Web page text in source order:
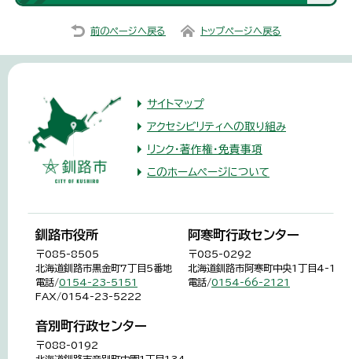
前のページへ戻る トップページへ戻る
サイトマップ
アクセシビリティへの取り組み
リンク・著作権・免責事項
このホームページについて
釧路市役所
〒085-8505
北海道釧路市黒金町7丁目5番地
電話/0154-23-5151
FAX/0154-23-5222
阿寒町行政センター
〒085-0292
北海道釧路市阿寒町中央1丁目4-1
電話/0154-66-2121
音別町行政センター
〒088-0192